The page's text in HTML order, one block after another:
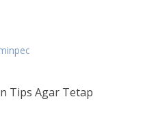
Tips Agar Tetap